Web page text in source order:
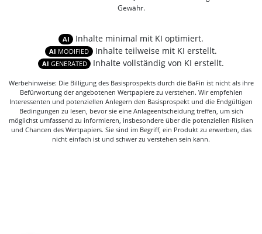
Gewähr.
AI Inhalte minimal mit KI optimiert.
AI MODIFIED Inhalte teilweise mit KI erstellt.
AI GENERATED Inhalte vollständig von KI erstellt.
Werbehinweise: Die Billigung des Basisprospekts durch die BaFin ist nicht als ihre
Befürwortung der angebotenen Wertpapiere zu verstehen. Wir empfehlen
Interessenten und potenziellen Anlegern den Basisprospekt und die Endgültigen
Bedingungen zu lesen, bevor sie eine Anlageentscheidung treffen, um sich
möglichst umfassend zu informieren, insbesondere über die potenziellen Risiken
und Chancen des Wertpapiers. Sie sind im Begriff, ein Produkt zu erwerben, das
nicht einfach ist und schwer zu verstehen sein kann.